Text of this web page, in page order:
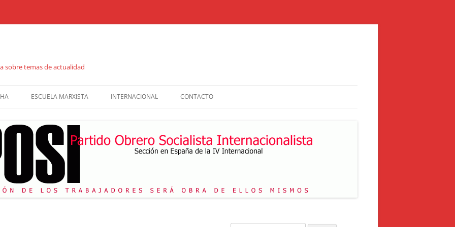
sobre temas de actualidad
ESCUELA MARXISTA
CATÁLOGO DE PUBLICACIONES
CUADERNOS DE FORMACIÓN
COMBATE SOCIALISTA
INTERNACIONAL
REVISTA DIÁLOGO
CONTACTO